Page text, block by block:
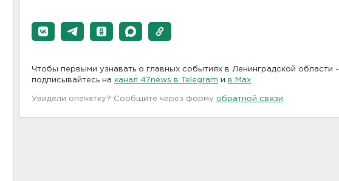
Чтобы первыми узнавать о главных событиях в Ленинградской области -
подписывайтесь на канал 47news в Telegram и в Maх
Увидели опечатку? Сообщите через форму обратной связи